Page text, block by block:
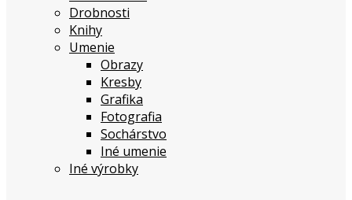
Drobnosti
Knihy
Umenie
Obrazy
Kresby
Grafika
Fotografia
Sochárstvo
Iné umenie
Iné výrobky